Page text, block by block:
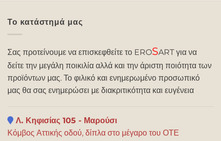
Το κατάστημά μας
Σας προτείνουμε να επισκεφθείτε το EROSART για να
δείτε την μεγάλη ποικιλία αλλά και την άριστη ποιότητα των
προϊόντων μας. Το φιλικό και ενημερωμένο προσωπικό
μας θα σας ενημερώσει με διακριτικότητα και ευγένεια
Λ. Κηφισίας 105 - Μαρούσι
Κόμβος Αττικής οδού, δίπλα στο μέγαρο του ΟΤΕ